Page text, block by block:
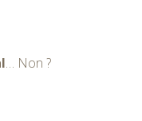
… Non ?